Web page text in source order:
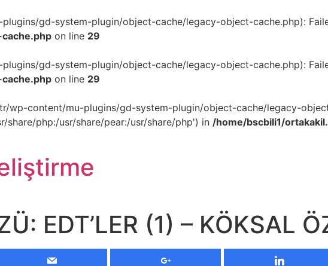
gd-system-plugin/object-cache/legacy-object-cache.php):
on line 29
gd-system-plugin/object-cache/legacy-object-cache.php):
on line 29
wp-content/mu-plugins/gd-system-plugin/object-cache/legacy-
php:/usr/share/pear:/usr/share/php') in /home/bscbili1/
EDT’LER (1) – KÖKSAL